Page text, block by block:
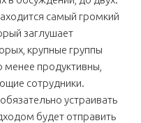
самый громкий
заглушает
крупные группы
продуктивны,
сотрудники.
устраивать
будет отправить